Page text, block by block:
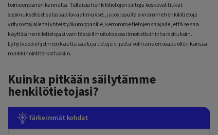
toimeenpanon kannalta. Tällaisia henkilötietojen siirtoja koskevat tiukat
sopimukselliset salassapitovaatimukset, ja jos lopulta siirrämme henkilötietoja
yritysostajalle tai yhteistyökumppanille, kerromme tietojen saajalle, että se saa
käyttää henkilötietojasi vain tässä Ilmoituksessa ilmoitettuihin tarkoituksiin.
Lyhytkoodiohjelmien kautta saatuja tietoja ei jaeta kolmansien osapuolten kanssa
markkinointitarkoituksiin.
Kuinka pitkään säilytämme
henkilötietojasi?
Tärkeimmät kohdat